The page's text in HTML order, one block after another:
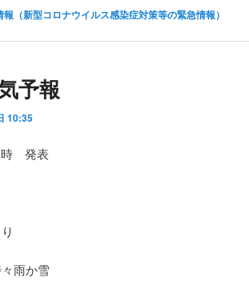
（新型コロナウイルス感染症対策等の緊急情報）
予報
10:35
時 発表
雨か雪